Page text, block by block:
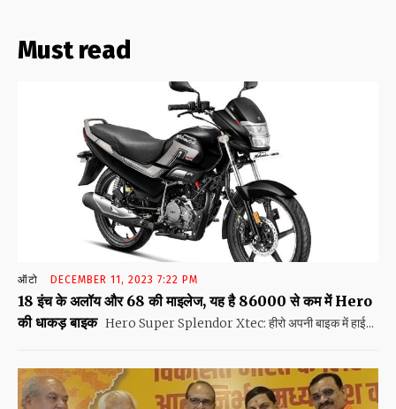
Must read
ऑटो DECEMBER 11, 2023 7:22 PM
18 इंच के अलॉय और 68 की माइलेज, यह है 86000 से कम में Hero
की धाकड़ बाइक Hero Super Splendor Xtec: हीरो अपनी बाइक में हाई...